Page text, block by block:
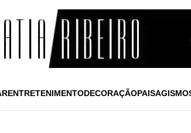
ENTRETENIMENTODECORAÇÃOPAISAGISMO